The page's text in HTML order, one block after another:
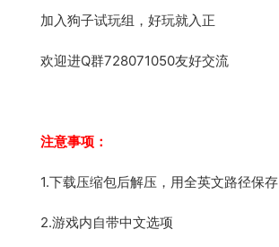
加入狗子试玩组，好玩就入正
欢迎进Q群728071050友好交流
注意事项：
1.下载压缩包后解压，用全英文路径保存
2.游戏内自带中文选项